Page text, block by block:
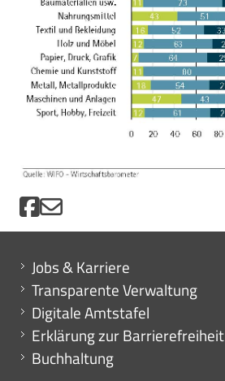
Mini menu di servizio
Jobs & Karriere
Transparente Verwaltung
Digitale Amtstafel
Erklärung zur Barrierefreiheit
Buchhaltung